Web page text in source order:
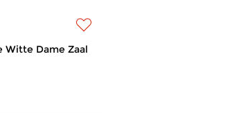
Witte Dame Zaal